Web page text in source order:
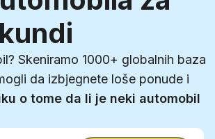
Skeniramo 1000+ globalnih baza
da izbjegnete loše ponude i
o tome da li je neki automobil